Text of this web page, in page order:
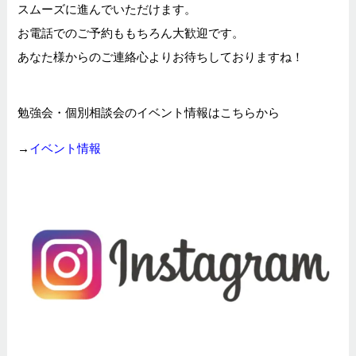
スムーズに進んでいただけます。
お電話でのご予約ももちろん大歓迎です。
あなた様からのご連絡心よりお待ちしておりますね！
勉強会・個別相談会のイベント情報はこちらから
→ イベント情報